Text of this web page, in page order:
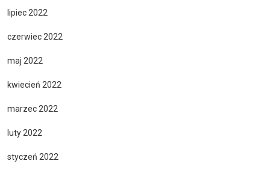
lipiec 2022
czerwiec 2022
maj 2022
kwiecień 2022
marzec 2022
luty 2022
styczeń 2022